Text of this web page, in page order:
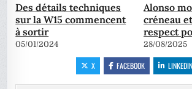
Des détails techniques
sur la W15 commencent
à sortir
05/01/2024
Alonso
créneau
respect
28/08/2025
X FACEBOOK LINKEDIN